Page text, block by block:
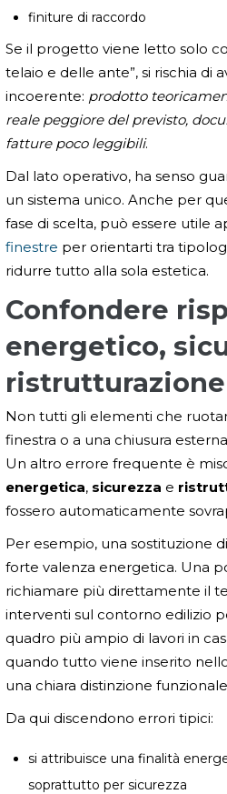
finiture di raccordo
Se il progetto viene letto solo
telaio e delle ante”, si rischia di
incoerente: prodotto
reale peggiore del previsto,
fatture poco leggibili.
Dal lato operativo, ha senso
un sistema unico. Anche per
fase di scelta, può essere utile
finestre per orientarti tra
ridurre tutto alla sola estetica.
Confondere
energetico,
ristrutturazione
Non tutti gli elementi che
finestra o a una chiusura
Un altro errore frequente è
energetica, sicurezza e
fossero automaticamente
Per esempio, una sostituzione
forte valenza energetica. Una
richiamare più direttamente il
interventi sul contorno edilizio
quadro più ampio di lavori in
quando tutto viene inserito
una chiara distinzione
Da qui discendono errori tipici:
si attribuisce una finalità
soprattutto per sicurezza